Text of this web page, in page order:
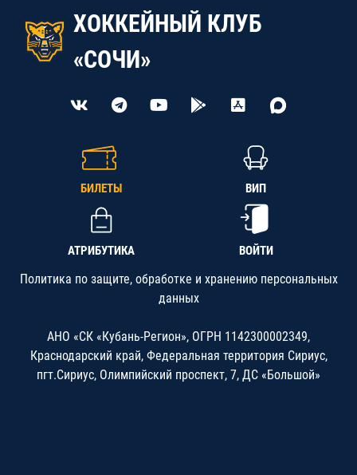
ХОККЕЙНЫЙ КЛУБ
«СОЧИ»
БИЛЕТЫ ВИП
АТРИБУТИКА ВОЙТИ
Политика по защите, обработке и хранению персональных
данных
АНО «СК «Кубань-Регион», ОГРН 1142300002349,
Краснодарский край, Федеральная территория Сириус,
пгт.Сириус, Олимпийский проспект, 7, ДС «Большой»